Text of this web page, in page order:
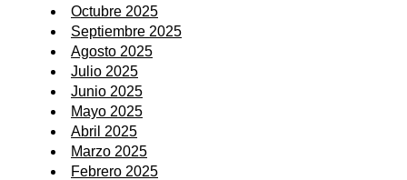
Octubre 2025
Septiembre 2025
Agosto 2025
Julio 2025
Junio 2025
Mayo 2025
Abril 2025
Marzo 2025
Febrero 2025